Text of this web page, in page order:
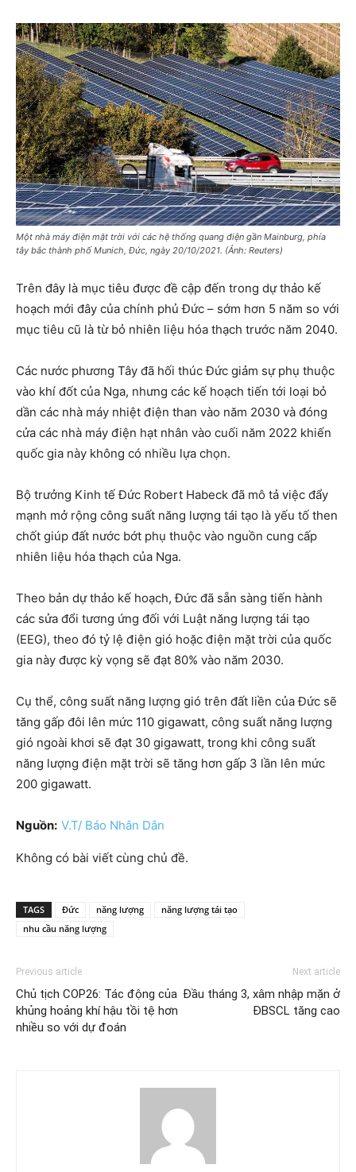
Một nhà máy điện mặt trời với các hệ thống quang điện gần Mainburg, phía
tây bắc thành phố Munich, Đức, ngày 20/10/2021. (Ảnh: Reuters)
Trên đây là mục tiêu được đề cập đến trong dự thảo kế
hoạch mới đây của chính phủ Đức – sớm hơn 5 năm so với
mục tiêu cũ là từ bỏ nhiên liệu hóa thạch trước năm 2040.
Các nước phương Tây đã hối thúc Đức giảm sự phụ thuộc
vào khí đốt của Nga, nhưng các kế hoạch tiến tới loại bỏ
dần các nhà máy nhiệt điện than vào năm 2030 và đóng
cửa các nhà máy điện hạt nhân vào cuối năm 2022 khiến
quốc gia này không có nhiều lựa chọn.
Bộ trưởng Kinh tế Đức Robert Habeck đã mô tả việc đẩy
mạnh mở rộng công suất năng lượng tái tạo là yếu tố then
chốt giúp đất nước bớt phụ thuộc vào nguồn cung cấp
nhiên liệu hóa thạch của Nga.
Theo bản dự thảo kế hoạch, Đức đã sẵn sàng tiến hành
các sửa đổi tương ứng đối với Luật năng lượng tái tạo
(EEG), theo đó tỷ lệ điện gió hoặc điện mặt trời của quốc
gia này được kỳ vọng sẽ đạt 80% vào năm 2030.
Cụ thể, công suất năng lượng gió trên đất liền của Đức sẽ
tăng gấp đôi lên mức 110 gigawatt, công suất năng lượng
gió ngoài khơi sẽ đạt 30 gigawatt, trong khi công suất
năng lượng điện mặt trời sẽ tăng hơn gấp 3 lần lên mức
200 gigawatt.
Nguồn: V.T/ Báo Nhân Dân
Không có bài viết cùng chủ đề.
TAGS Đức năng lượng
năng lượng tái tạo
nhu cầu năng lượng
Previous article
Chủ tịch COP26: Tác động của
khủng hoảng khí hậu tồi tệ hơn
nhiều so với dự đoán
Next article
Đầu tháng 3, xâm nhập mặn ở
ĐBSCL tăng cao